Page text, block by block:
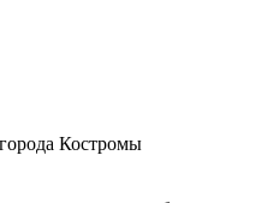
Костромы